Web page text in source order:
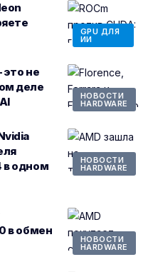
GPU ДЛЯ
ИИ
НОВОСТИ
HARDWARE
это не
деле
НОВОСТИ
HARDWARE
в одном
НОВОСТИ
HARDWARE
в обмен